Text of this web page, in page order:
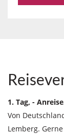
1. Tag, -
Von
Lemberg.